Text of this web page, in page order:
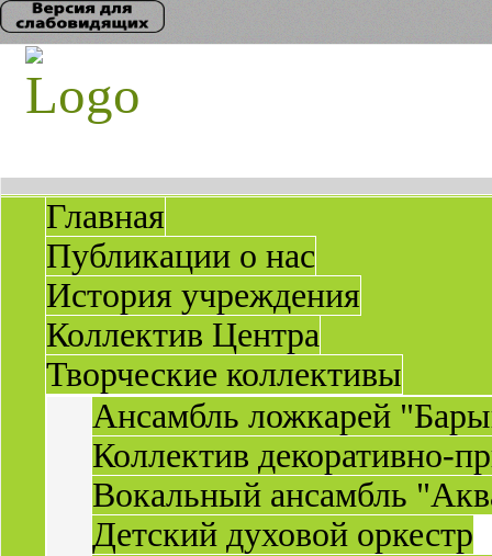
Главная
Публикации о нас
История учреждения
Коллектив Центра
Творческие коллективы
Ансамбль ложкарей
Коллектив декоративно-
Вокальный ансамбль
Детский духовой оркестр